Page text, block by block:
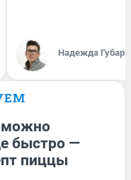
Надежда Губарь
можно
быстро —
пиццы